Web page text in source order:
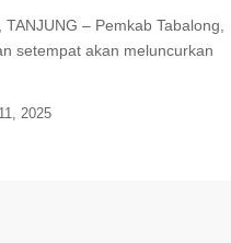
– Pemkab Tabalong,
setempat akan meluncurkan
2025